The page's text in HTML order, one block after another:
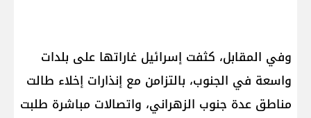
وفي المقابل، كثفت إسرائيل غاراتها على بلدات
واسعة في الجنوب، بالتزامن مع إنذارات إخلاء طالت
مناطق عدة جنوب الزهراني، واتصالات مباشرة طلبت